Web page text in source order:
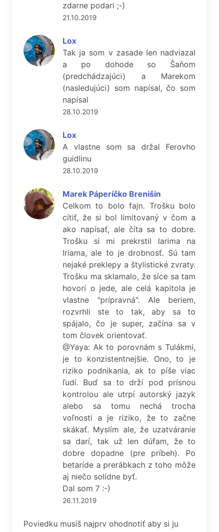
zdarne podari ;-)
21.10.2019
Lox
Tak ja som v zasade len nadviazal
a po dohode so Šaňom
(predchádzajúci) a Marekom
(nasledujúci) som napísal, čo som
napísal
28.10.2019
Lox
A vlastne som sa držal Ferovho
guidlinu
28.10.2019
Marek Páperíčko Brenišin
Celkom to bolo fajn. Trošku bolo
cítiť, že si bol limitovaný v čom a
ako napísať, ale číta sa to dobre.
Trošku si mi prekrstil Iarima na
Iriama, ale to je drobnosť. Sú tam
nejaké preklepy a štylistické zvraty.
Trošku ma sklamalo, že síce sa tam
hovorí o jede, ale celá kapitola je
vlastne "prípravná". Ale beriem,
rozvrhli ste to tak, aby sa to
spájalo, čo je super, začína sa v
tom človek orientovať.
@Yaya: Ak to porovnám s Tulákmi,
je to konzistentnejšie. Ono, to je
riziko podnikania, ak to píše viac
ľudí. Buď sa to drží pod prísnou
kontrolou ale utrpí autorský jazyk
alebo sa tomu nechá trocha
voľnosti a je riziko, že to začne
skákať. Myslím ale, že uzatváranie
sa darí, tak už len dúfam, že to
dobre dopadne (pre príbeh). Po
betaríde a prerábkach z toho môže
aj niečo solídne byť.
Dal som 7 :-)
26.11.2019
Poviedku musíš najprv ohodnotiť aby si ju